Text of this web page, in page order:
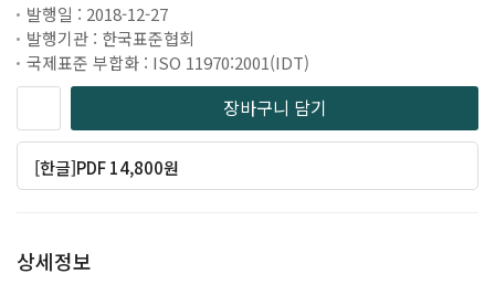
발행일 : 2018-12-27
발행기관 : 한국표준협회
국제표준 부합화 : ISO 11970:2001(IDT)
장바구니 담기
[한글]PDF 14,800원
상세정보